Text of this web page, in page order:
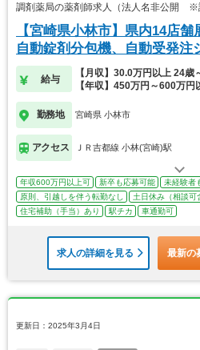
調剤薬局の薬剤師求人（法人名非公開 ※
【宮崎県小林市】県内14店舗
自動錠剤分包機、自動受発注
実！
給与
【月収】30.0万円以上 24歳
【年収】450万円～600万
勤務地 宮崎県 小林市
アクセス ＪＲ吉都線 小林(宮崎)駅
年収600万円以上可 新卒も応募可能
未経験者
原則、引越しを伴う転勤なし
土日休み（相談可
住宅補助（手当）あり
駅チカ 車通勤可
求人の詳細を見る 最新の
更新日：2025年3月4日